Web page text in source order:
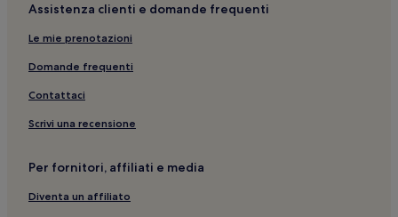
Castello di Saint Agil: hotel nelle vicinanze
Saint-Bohaire: hotel
Amboise: Hotel con colazione gratuita
Villerbon: hotel
Blois Agglopolys: Hotel con piscina
Royal Château of Blois: hotel nelle vicinanze
Assistenza clienti e domande frequenti
Le mie prenotazioni
Domande frequenti
Contattaci
Scrivi una recensione
Per fornitori, affiliati e media
Diventa un affiliato